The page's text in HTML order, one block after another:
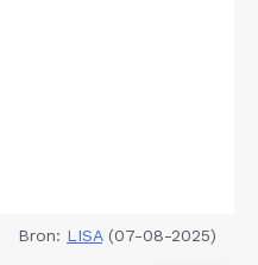
Bron: LISA(07-08-2025)